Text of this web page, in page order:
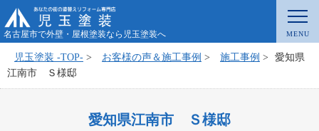
名古屋市で外壁・屋根塗装なら児玉塗装へ
児玉塗装 -TOP- > お客様の声＆施工事例 > 施工事例 >
愛知県
江南市 Ｓ様邸
愛知県江南市 Ｓ様邸